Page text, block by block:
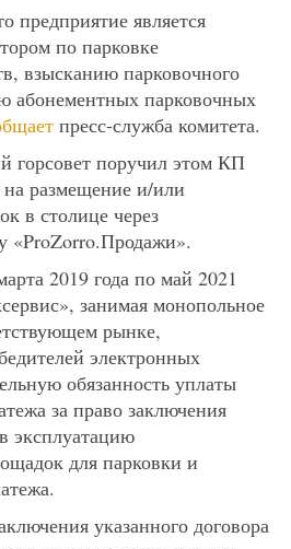
является
по парковке
взысканию парковочного
абонементных парковочных
пресс-служба комитета.
горсовет поручил этом КП
размещение и/или
в столице через
«ProZorro.Продажи».
2019 года по май 2021
занимая монопольное
рынке,
электронных
обязанность уплаты
за право заключения
эксплуатацию
для парковки и
указанного договора